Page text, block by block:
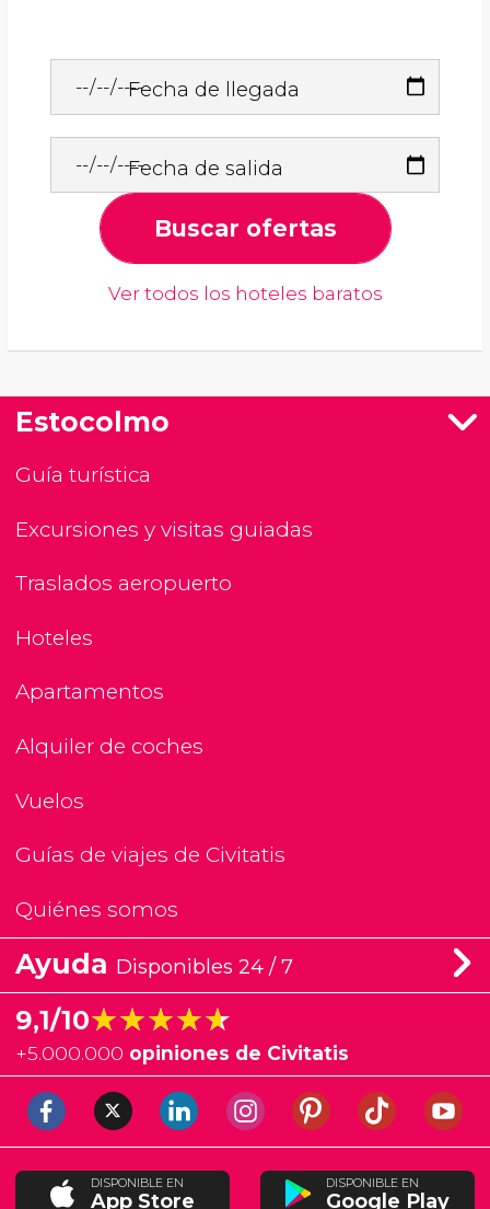
Fecha de llegada
Fecha de salida
Buscar ofertas
Ver todos los hoteles baratos
Estocolmo
Guía turística
Excursiones y visitas guiadas
Traslados aeropuerto
Hoteles
Apartamentos
Alquiler de coches
Vuelos
Guías de viajes de Civitatis
Quiénes somos
Ayuda Disponibles 24 / 7
9,1/10★★★★★
★★★★★
+5.000.000 opiniones de Civitatis
DISPONIBLE EN
App Store
DISPONIBLE EN
Google Play